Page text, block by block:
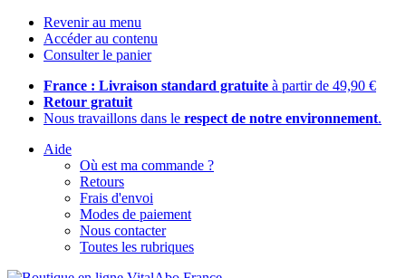
Revenir au menu
Accéder au contenu
Consulter le panier
France : Livraison standard gratuite à partir de 49,90 €
Retour gratuit
Nous travaillons dans le respect de notre environnement.
Aide
Où est ma commande ?
Retours
Frais d'envoi
Modes de paiement
Nous contacter
Toutes les rubriques